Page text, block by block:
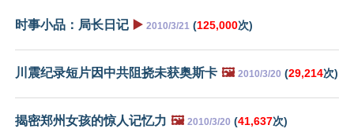
时事小品：局长日记 ▶️ 2010/3/21 (125,000次)
川震纪录短片因中共阻挠未获奥斯卡 🖼️ 2010/3/20 (29,214次)
揭密郑州女孩的惊人记忆力 🖼️ 2010/3/20 (41,637次)